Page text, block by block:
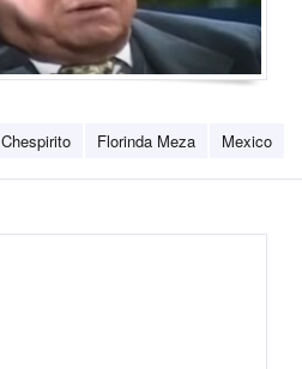
Chespirito Florinda Meza Mexico